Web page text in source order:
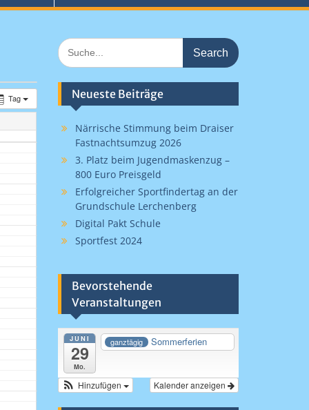
Tag
Search
for:
Neueste Beiträge
Närrische Stimmung beim Draiser
Fastnachtsumzug 2026
3. Platz beim Jugendmaskenzug –
800 Euro Preisgeld
Erfolgreicher Sportfindertag an der
Grundschule Lerchenberg
Digital Pakt Schule
Sportfest 2024
Bevorstehende
Veranstaltungen
JUNI
29
Mo.
ganztägig Sommerferien
Kalender anzeigen
Hinzufügen